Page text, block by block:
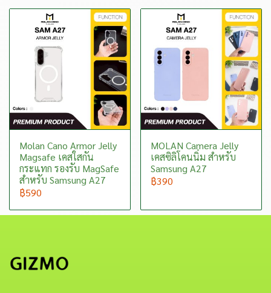
Molan Cano Armor Jelly
Magsafe เคสใสกัน
กระแทก รองรับ MagSafe
สำหรับ Samsung A27
฿590
MOLAN Camera Jelly
เคสซิลิโคนนิ่ม สำหรับ
Samsung A27
฿390